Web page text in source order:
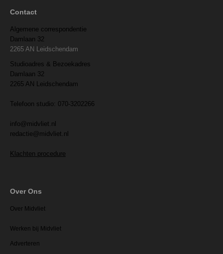
Contact
Algemene correspondentie
Damlaan 32
2265 AN Leidschendam
Studioadres & Bezoekadres
Damlaan 32
2265 AN Leidschendam
Telefoon studio: 070-3202266
info@midvliet.nl
redactie@midvliet.nl
Klachten procedure
Over Ons
Over Midvliet
Werken bij Midvliet
Adverteren